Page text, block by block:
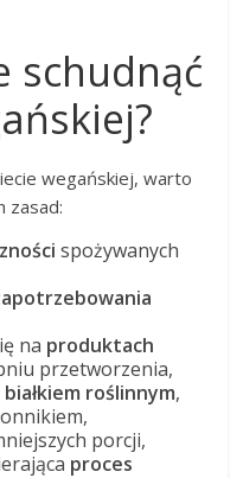
schudnąć
wegańskiej, warto
zasad:
spożywanych
na produktach
przetworzenia,
białkiem roślinnym,
porcji,
proces